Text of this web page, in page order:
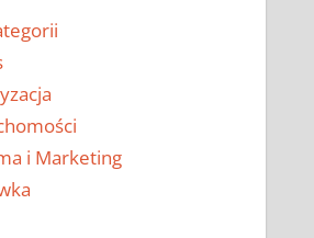
i Marketing